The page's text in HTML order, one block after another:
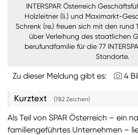
Sie wollen Informationen über
Produktneuheiten, attraktive
erhalten? Dann melden Sie sich
Newsletteran:
INTERSPAR Österreich
Holzleitner (li.) und Maximarkt-
Schrenk (re.) freuen sich mit den
über Verleihung des staatlichen
berufundfamilie für die 77
Standorte.
Zu dieser Meldung gibt es: 4
Kurztext (782 Zeichen)
Als Teil von SPAR Österreich – ein
familiengeführtes Unternehmen –